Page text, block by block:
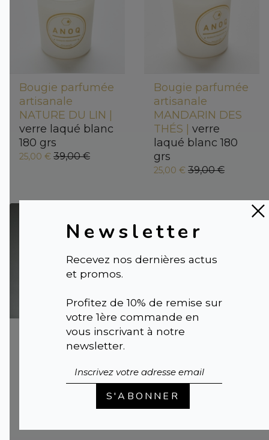
Newsletter
Recevez nos dernières actus
et promos.
Profitez de 10% de remise sur
votre 1ère commande en
vous inscrivant à notre
newsletter.
S'ABONNER
Bougie parfumée
artisanale
NATURE DU LIN |
verre laqué blanc
180 grs
25,00 € 39,00 €
Bougie parfumée
artisanale
MANDARIN DES
THÉS | verre
laqué blanc 180
grs
25,00 € 39,00 €
IMPERFECTION
murale en rotin
Boîte de
Céramique avec
Couvercle |LIMA
L